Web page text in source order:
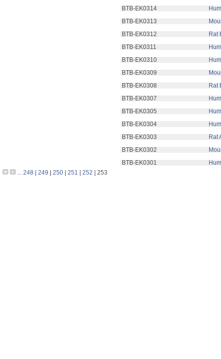
BTB-EK0314
BTB-EK0313
BTB-EK0312
Rat
BTB-EK0311
BTB-EK0310
BTB-EK0309
BTB-EK0308
Rat
BTB-EK0307
BTB-EK0305
BTB-EK0304
BTB-EK0303
Rat
BTB-EK0302
BTB-EK0301
... 248 249 250 251 252 253